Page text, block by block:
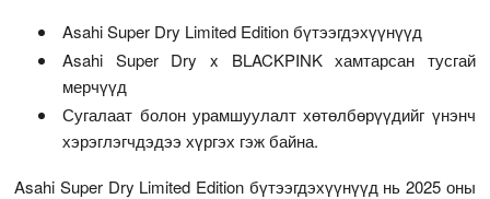
Asahi Super Dry Limited Edition бүтээгдэхүүнүүд
Asahi Super Dry x BLACKPINK хамтарсан тусгай
мерчүүд
Сугалаат болон урамшуулалт хөтөлбөрүүдийг үнэнч
хэрэглэгчдэдээ хүргэх гэж байна.
Asahi Super Dry Limited Edition бүтээгдэхүүнүүд нь 2025 оны